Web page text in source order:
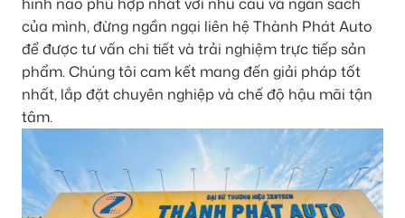
của mình, đừng ngần ngại liên hệ Thành Phát Auto
để được tư vấn chi tiết và trải nghiệm trực tiếp sản
phẩm. Chúng tôi cam kết mang đến giải pháp tốt
nhất, lắp đặt chuyên nghiệp và chế độ hậu mãi tận
tâm.